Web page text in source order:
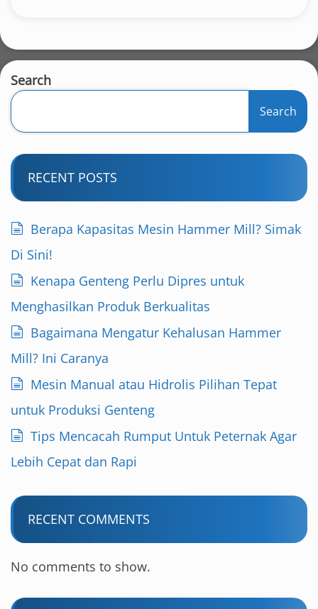
Search
Search
RECENT POSTS
Berapa Kapasitas Mesin Hammer Mill? Simak
Di Sini!
Kenapa Genteng Perlu Dipres untuk
Menghasilkan Produk Berkualitas
Bagaimana Mengatur Kehalusan Hammer
Mill? Ini Caranya
Mesin Manual atau Hidrolis Pilihan Tepat
untuk Produksi Genteng
Tips Mencacah Rumput Untuk Peternak Agar
Lebih Cepat dan Rapi
RECENT COMMENTS
No comments to show.